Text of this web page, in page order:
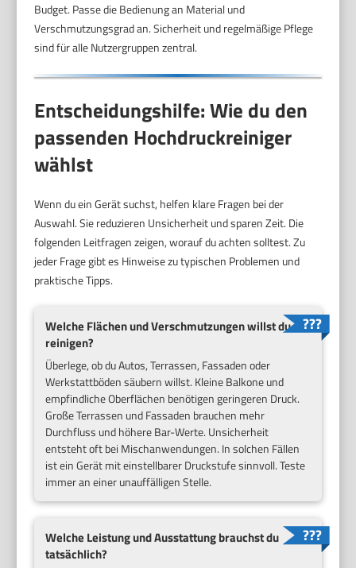
Budget. Passe die Bedienung an Material und
Verschmutzungsgrad an. Sicherheit und regelmäßige Pflege
sind für alle Nutzergruppen zentral.
Entscheidungshilfe: Wie du den
passenden Hochdruckreiniger
wählst
Wenn du ein Gerät suchst, helfen klare Fragen bei der
Auswahl. Sie reduzieren Unsicherheit und sparen Zeit. Die
folgenden Leitfragen zeigen, worauf du achten solltest. Zu
jeder Frage gibt es Hinweise zu typischen Problemen und
praktische Tipps.
Welche Flächen und Verschmutzungen willst du
reinigen?
Überlege, ob du Autos, Terrassen, Fassaden oder
Werkstattböden säubern willst. Kleine Balkone und
empfindliche Oberflächen benötigen geringeren Druck.
Große Terrassen und Fassaden brauchen mehr
Durchfluss und höhere Bar-Werte. Unsicherheit
entsteht oft bei Mischanwendungen. In solchen Fällen
ist ein Gerät mit einstellbarer Druckstufe sinnvoll. Teste
immer an einer unauffälligen Stelle.
Welche Leistung und Ausstattung brauchst du
tatsächlich?